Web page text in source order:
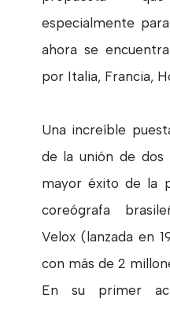
especialmente
ahora se
por Italia, Francia,
Una increíble
de la unión de dos
mayor éxito de la
coreógrafa
Velox (lanzada en
con más de 2
En su primer